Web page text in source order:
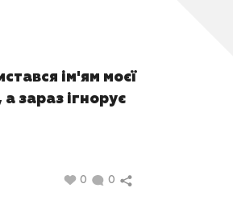
ім'ям моєї
зараз ігнорує
0 0